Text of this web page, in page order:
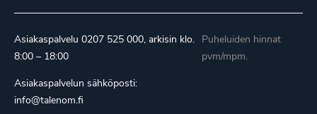
Asiakaspalvelu 0207 525 000, arkisin klo.
8:00 – 18:00
Asiakaspalvelun sähköposti:
info@talenom.fi
Puheluiden hinnat
pvm/mpm.